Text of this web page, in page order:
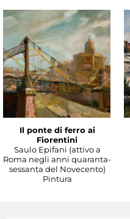
Il ponte di ferro ai
Fiorentini
Saulo Epifani (attivo a
Roma negli anni quaranta-
sessanta del Novecento)
Pintura